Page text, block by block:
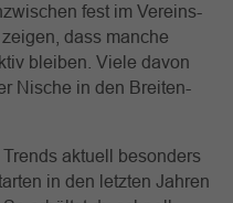
fest im Vereins-
dass manche
bleiben. Viele davon
Nische in den Breiten-
aktuell besonders
in den letzten Jahren